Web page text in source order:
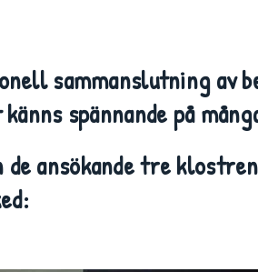
sammanslutning av
spännande på
ansökande tre